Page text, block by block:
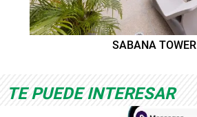
SABANA TOWER
TE PUEDE INTERESAR